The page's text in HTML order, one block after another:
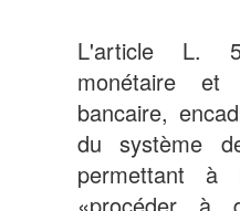
L'article L.
monétaire
bancaire,
du système
permettant à